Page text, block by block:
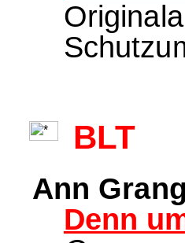
BLT
Ann
Denn